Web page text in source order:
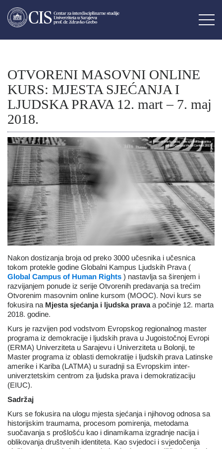
OTVORENI MASOVNI ONLINE
KURS: MJESTA SJEĆANJA I
LJUDSKA PRAVA 12. mart – 7. maj
2018.
Nakon dostizanja broja od preko 3000 učesnika i učesnica
tokom protekle godine Globalni Kampus Ljudskih Prava (
Global Campus of Human Rights ) nastavlja sa širenjem i
razvijanjem ponude iz serije Otvorenih predavanja sa trećim
Otvorenim masovnim online kursom (MOOC). Novi kurs se
fokusira na Mjesta sjećanja i ljudska pravaa počinje 12. marta
2018. godine.
Kurs je razvijen pod vodstvom Evropskog regionalnog master
programa iz demokracije i ljudskih prava u Jugoistočnoj Evropi
(ERMA) Univerziteta u Sarajevu i Univerziteta u Bolonji, te
Master programa iz oblasti demokratije i ljudskih prava Latinske
amerike i Kariba (LATMA) u suradnji sa Evropskim inter-
univerztetskim centrom za ljudska prava i demokratizaciju
(EIUC).
Sadržaj
Kurs se fokusira na ulogu mjesta sjećanja i njihovog odnosa sa
historijskim traumama, procesom pomirenja, metodama
suočavanja s prošlošću kao i dinamikama izgradnje nacija i
oblikovanja društvenih identiteta. Kao svjedoci i svjedočenja